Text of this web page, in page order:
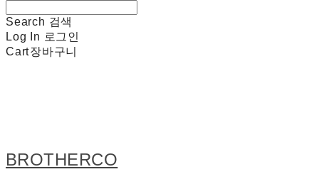
Search 검색
Log In 로그인
Cart장바구니
BROTHERCO